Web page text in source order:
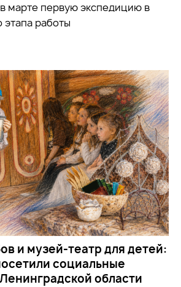
марте первую экспедицию в
этапа работы
и музей-театр для детей:
социальные
области